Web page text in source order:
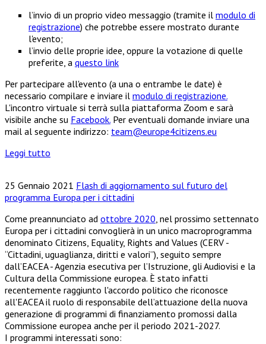
l’invio di un proprio video messaggio (tramite il modulo di
registrazione) che potrebbe essere mostrato durante
l'evento;
l’invio delle proprie idee, oppure la votazione di quelle
preferite, a questo link
Per partecipare all'evento (a una o entrambe le date) è
necessario compilare e inviare il modulo di registrazione.
L'incontro virtuale si terrà sulla piattaforma Zoom e sarà
visibile anche su Facebook. Per eventuali domande inviare una
mail al seguente indirizzo: team@europe4citizens.eu
Leggi tutto
25 Gennaio 2021 Flash di aggiornamento sul futuro del
programma Europa per i cittadini
Come preannunciato ad ottobre 2020 , nel prossimo settennato
Europa per i cittadini convoglierà in un unico macroprogramma
denominato Citizens, Equality, Rights and Values (CERV -
“Cittadini, uguaglianza, diritti e valori”), seguito sempre
dall’EACEA - Agenzia esecutiva per l’Istruzione, gli Audiovisi e la
Cultura della Commissione europea. È stato infatti
recentemente raggiunto l'accordo politico che riconosce
all'EACEA il ruolo di responsabile dell’attuazione della nuova
generazione di programmi di finanziamento promossi dalla
Commissione europea anche per il periodo 2021-2027.
I programmi interessati sono: